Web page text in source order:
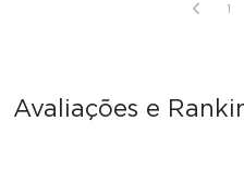
1
Avaliações e